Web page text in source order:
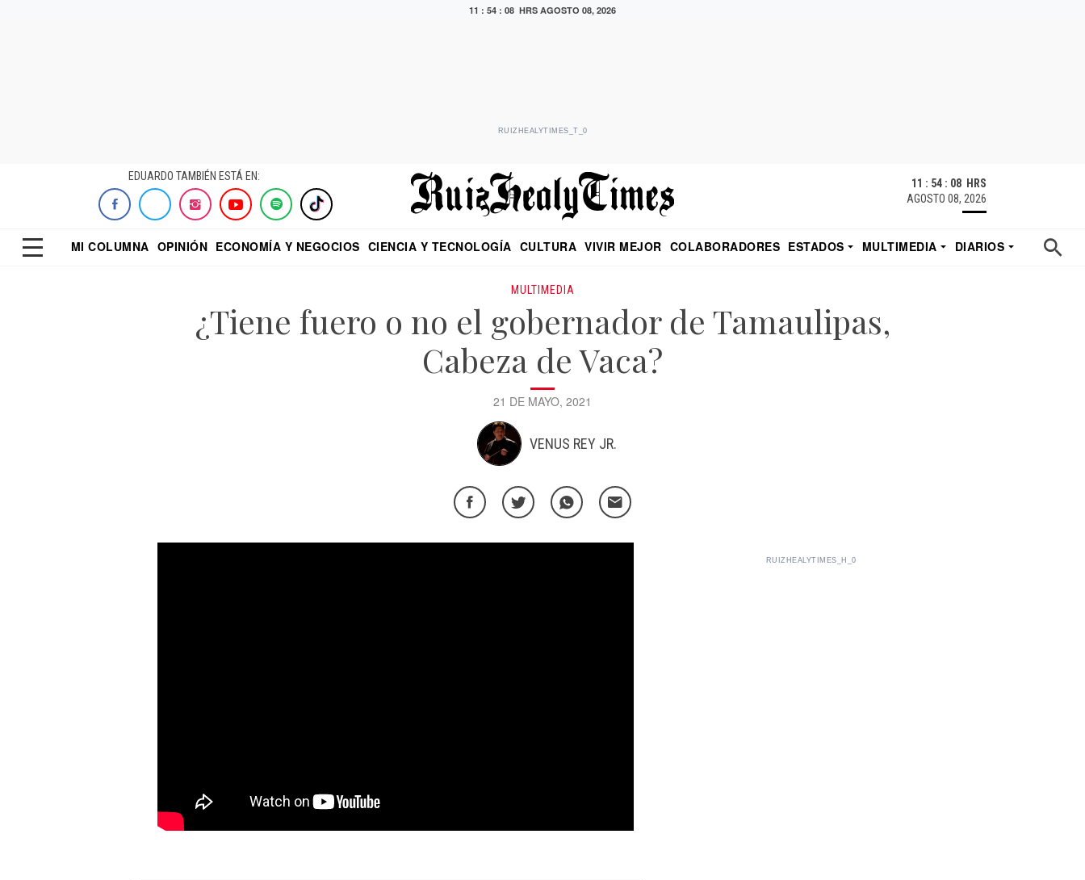
11 : 54 : 08 HRS AGOSTO 08, 2026
RUIZHEALYTIMES_T_0
EDUARDO TAMBIÉN ESTÁ EN:
11 : 54 : 08 HRS
AGOSTO 08, 2026
MI COLUMNA OPINIÓN ECONOMÍA Y NEGOCIOS CIENCIA Y TECNOLOGÍA CULTURA VIVIR MEJOR COLABORADORES ESTADOS MULTIMEDIA
DIARIOS
MULTIMEDIA
¿Tiene fuero o no el gobernador de Tamaulipas,
Cabeza de Vaca?
21 DE MAYO, 2021
VENUS REY JR.
RUIZHEALYTIMES_H_0